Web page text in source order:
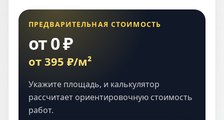
ПРЕДВАРИТЕЛЬНАЯ СТОИМОСТЬ
от 0 ₽
от 395 ₽/м²
Укажите площадь, и калькулятор
рассчитает ориентировочную стоимость
работ.